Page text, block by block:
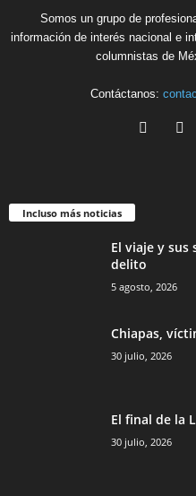
Somos un grupo de
información de interés nacional e
columnistas de
Contáctanos:
Incluso más noticias
El viaje y
delito
5 agosto, 2026
Chiapas,
30 julio, 2026
El final de la
30 julio, 2026